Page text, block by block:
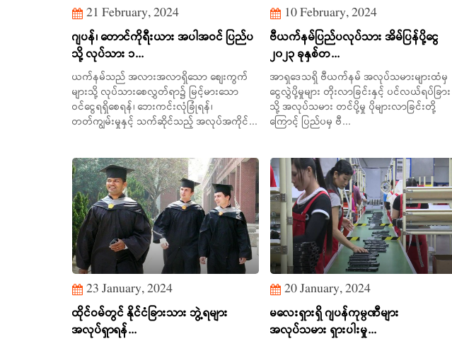
21 February, 2024
ဂျပန်၊ တောင်ကိုရီးယား အပါအဝင် ပြည်ပ
သို့ လုပ်သား ၁...
ယက်နမ်သည် အလားအလာရှိသော စျေးကွက်
များသို့ လုပ်သားစေလွှတ်ရာ၌ မြင့်မားသော
ဝင်ငွေရရှိစေရန်၊ ဘေးကင်းလုံခြုံရန်၊
တတ်ကျွမ်းမှုနှင့် သက်ဆိုင်သည့် အလုပ်အကိုင်...
10 February, 2024
ဗီယက်နမ်ပြည်ပလုပ်သား အိမ်ပြန်ပို့ငွေ
၂၀၂၃ ခုနှစ်တ...
အာရှဒေသရှိ ဗီယက်နမ် အလုပ်သမားများထံမှ
ငွေလွှဲပို့မှုများ တိုးလာခြင်းနှင့် ပင်လယ်ရပ်ခြား
သို့ အလုပ်သမား တင်ပို့မှု ပိုများလာခြင်းတို့
ကြောင့် ပြည်ပမှ ဗီ...
23 January, 2024
ထိုင်ဝမ်တွင် နိုင်ငံခြားသား ဘွဲ့ရများ
အလုပ်ရှာရန်...
20 January, 2024
မလေးရှားရှိ ဂျပန်ကုမ္ပဏီများ
အလုပ်သမား ရှားပါးမှု...